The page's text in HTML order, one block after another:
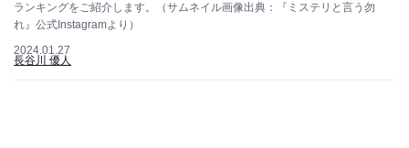
ランキングをご紹介します。（サムネイル画像出典：『ミステリと言う勿
れ』公式Instagramより）
2024.01.27
長谷川 優人